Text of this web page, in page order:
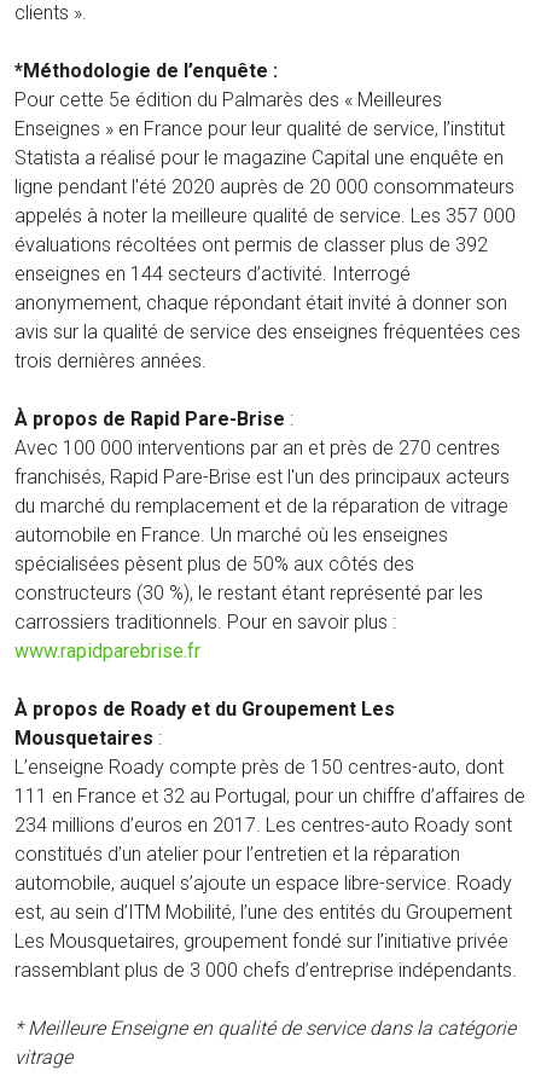
clients ».
*Méthodologie de l’enquête :
Pour cette 5e édition du Palmarès des « Meilleures
Enseignes » en France pour leur qualité de service, l’institut
Statista a réalisé pour le magazine Capital une enquête en
ligne pendant l'été 2020 auprès de 20 000 consommateurs
appelés à noter la meilleure qualité de service. Les 357 000
évaluations récoltées ont permis de classer plus de 392
enseignes en 144 secteurs d’activité. Interrogé
anonymement, chaque répondant était invité à donner son
avis sur la qualité de service des enseignes fréquentées ces
trois dernières années.
À propos de Rapid Pare-Brise :
Avec 100 000 interventions par an et près de 270 centres
franchisés, Rapid Pare-Brise est l'un des principaux acteurs
du marché du remplacement et de la réparation de vitrage
automobile en France. Un marché où les enseignes
spécialisées pèsent plus de 50% aux côtés des
constructeurs (30 %), le restant étant représenté par les
carrossiers traditionnels. Pour en savoir plus :
www.rapidparebrise.fr
À propos de Roady et du Groupement Les
Mousquetaires :
L’enseigne Roady compte près de 150 centres-auto, dont
111 en France et 32 au Portugal, pour un chiffre d’affaires de
234 millions d’euros en 2017. Les centres-auto Roady sont
constitués d’un atelier pour l’entretien et la réparation
automobile, auquel s’ajoute un espace libre-service. Roady
est, au sein d’ITM Mobilité, l’une des entités du Groupement
Les Mousquetaires, groupement fondé sur l’initiative privée
rassemblant plus de 3 000 chefs d’entreprise indépendants.
* Meilleure Enseigne en qualité de service dans la catégorie
vitrage